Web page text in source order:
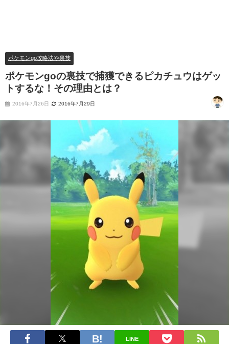
ポケモンgo攻略法や裏技
ポケモンgoの裏技で捕獲できるピカチュウはゲッ
トするな！その理由とは？
2016年7月26日 2016年7月29日
LINE